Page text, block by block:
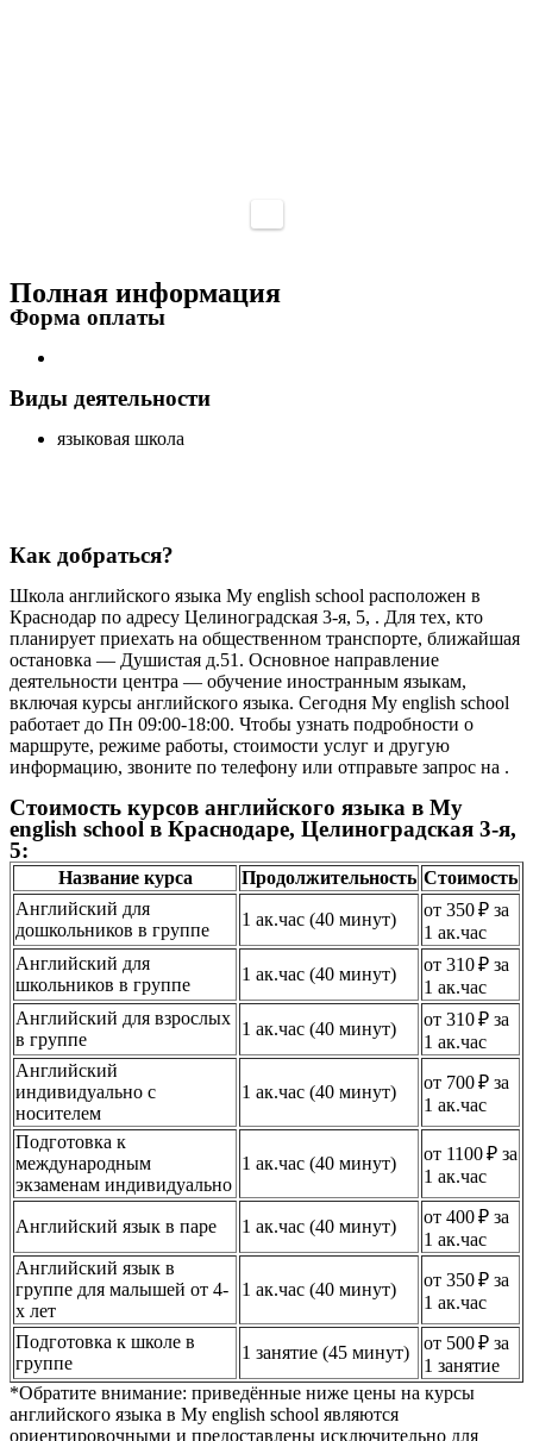
Полная информация
Форма оплаты
Виды деятельности
языковая школа
Как добраться?
Школа английского языка My english school расположен в
Краснодар по адресу Целиноградская 3-я, 5, . Для тех, кто
планирует приехать на общественном транспорте, ближайшая
остановка — Душистая д.51. Основное направление
деятельности центра — обучение иностранным языкам,
включая курсы английского языка. Сегодня My english school
работает до Пн 09:00-18:00. Чтобы узнать подробности о
маршруте, режиме работы, стоимости услуг и другую
информацию, звоните по телефону или отправьте запрос на .
Стоимость курсов английского языка в My
english school в Краснодаре, Целиноградская 3-я,
5:
Название курса Продолжительность Стоимость
Английский для
дошкольников в группе
1 ак.час (40 минут)
от 350 ₽ за
1 ак.час
Английский для
школьников в группе
1 ак.час (40 минут)
от 310 ₽ за
1 ак.час
Английский для взрослых
в группе
1 ак.час (40 минут)
от 310 ₽ за
1 ак.час
Английский
индивидуально с
носителем
1 ак.час (40 минут)
от 700 ₽ за
1 ак.час
Подготовка к
международным
экзаменам индивидуально
1 ак.час (40 минут)
от 1100 ₽ за
1 ак.час
Английский язык в паре 1 ак.час (40 минут)
от 400 ₽ за
1 ак.час
Английский язык в
группе для малышей от 4-
х лет
1 ак.час (40 минут)
от 350 ₽ за
1 ак.час
Подготовка к школе в
группе
1 занятие (45 минут)
от 500 ₽ за
1 занятие
*Обратите внимание: приведённые ниже цены на курсы
английского языка в My english school являются
ориентировочными и предоставлены исключительно для